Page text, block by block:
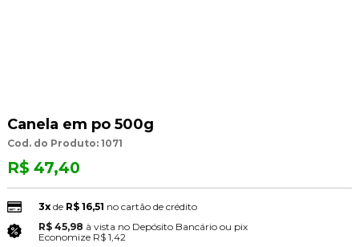
Canela em po 500g
Cod. do Produto: 1071
R$ 47,40
3xde R$ 16,51 no cartão de crédito
R$ 45,98 à vista no Depósito Bancário ou pix
Economize R$ 1,42